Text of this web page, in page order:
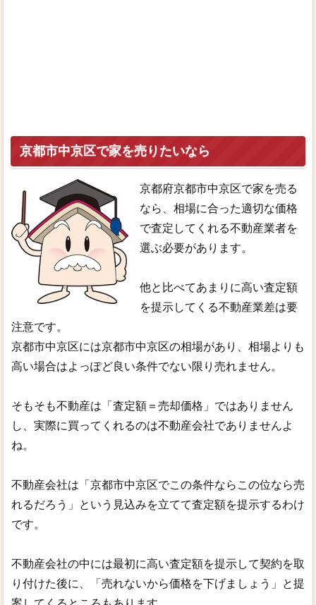
京都市中京区で家を売りたいなら
京都府京都市中京区で家を売る
なら、相場に合った適切な価格
で査定してくれる不動産業者を
選ぶ必要があります。
他と比べてあまりに高い査定額
を提示してくる不動産業差は要
注意です。
京都市中京区には京都市中京区の相場があり、相場よりも
高い場合はよっぽど良い条件でない限り売れません。
そもそも不動産は「査定額＝売却価格」ではありません
し、実際に買ってくれるのは不動産会社でありませんよ
ね。
不動産会社は「京都市中京区でこの条件ならこの位なら売
れるだろう」という見込みを立てて査定額を提示するわけ
です。
不動産会社の中には最初に高い査定額を提示して契約を取
り付けた後に、「売れないから価格を下げましょう」と提